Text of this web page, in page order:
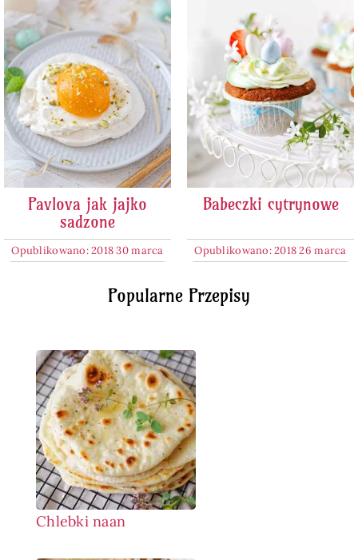
Popularne Przepisy
Chlebki naan
Pavlova jak jajko
sadzone
Opublikowano: 2018 30 marca
Babeczki cytrynowe
Opublikowano: 2018 26 marca